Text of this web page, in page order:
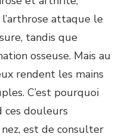
attaque le
tandis que
osseuse. Mais au
rendent les mains
C’est pourquoi
ces douleurs
est de consulter